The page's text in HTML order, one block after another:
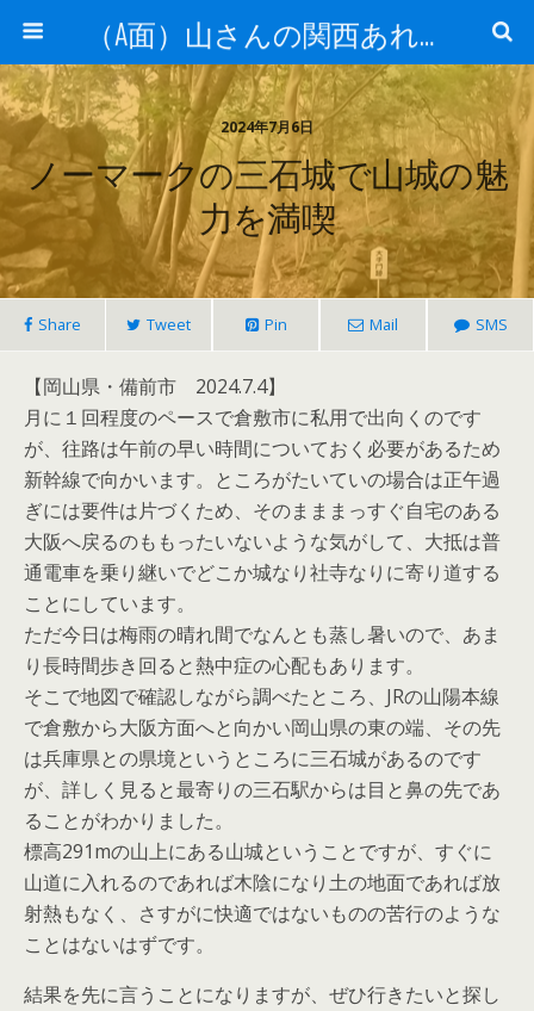
（A面）山さんの関西あれこれ見て歩き （B面）山さんの戦国あれこれ読み歩き
2024年7月6日
ノーマークの三石城で山城の魅
力を満喫
Share Tweet Pin Mail SMS
【岡山県・備前市 2024.7.4】
月に１回程度のペースで倉敷市に私用で出向くのです
が、往路は午前の早い時間についておく必要があるため
新幹線で向かいます。ところがたいていの場合は正午過
ぎには要件は片づくため、そのまままっすぐ自宅のある
大阪へ戻るのももったいないような気がして、大抵は普
通電車を乗り継いでどこか城なり社寺なりに寄り道する
ことにしています。
ただ今日は梅雨の晴れ間でなんとも蒸し暑いので、あま
り長時間歩き回ると熱中症の心配もあります。
そこで地図で確認しながら調べたところ、JRの山陽本線
で倉敷から大阪方面へと向かい岡山県の東の端、その先
は兵庫県との県境というところに三石城があるのです
が、詳しく見ると最寄りの三石駅からは目と鼻の先であ
ることがわかりました。
標高291mの山上にある山城ということですが、すぐに
山道に入れるのであれば木陰になり土の地面であれば放
射熱もなく、さすがに快適ではないものの苦行のような
ことはないはずです。
結果を先に言うことになりますが、ぜひ行きたいと探し